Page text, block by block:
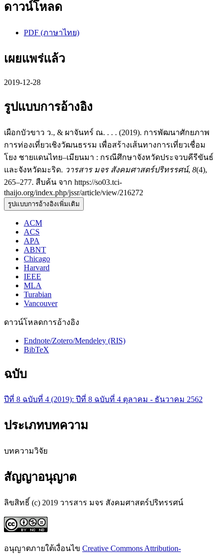
ดาวน์โหลด
PDF (ภาษาไทย)
เผยแพร่แล้ว
2019-12-28
รูปแบบการอ้างอิง
เผือกบัวขาว ว., & ผาจันทร์ ณ. . . . (2019). การพัฒนาศักยภาพ
การท่องเที่ยวเชิงวัฒนธรรม เพื่อสร้างเส้นทางการเที่ยวเชื่อม
โยง ชายแดนไทย–เมียนมา : กรณีศึกษาจังหวัดประจวบคีรีขันธ์
และจังหวัดมะริด. วารสาร มจร สังคมศาสตร์ปริทรรศน์, 8(4),
265–277. สืบค้น จาก https://so03.tci-
thaijo.org/index.php/jssr/article/view/216272
รูปแบบการอ้างอิงเพิ่มเติม
ACM
ACS
APA
ABNT
Chicago
Harvard
IEEE
MLA
Turabian
Vancouver
ดาวน์โหลดการอ้างอิง
Endnote/Zotero/Mendeley (RIS)
BibTeX
ฉบับ
ปีที่ 8 ฉบับที่ 4 (2019): ปีที่ 8 ฉบับที่ 4 ตุลาคม - ธันวาคม 2562
ประเภทบทความ
บทความวิจัย
สัญญาอนุญาต
ลิขสิทธิ์ (c) 2019 วารสาร มจร สังคมศาสตร์ปริทรรศน์
อนุญาตภายใต้เงื่อนไข Creative Commons Attribution-